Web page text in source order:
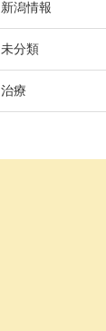
新潟情報
未分類
治療